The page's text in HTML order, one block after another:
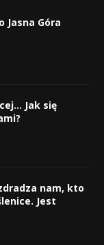
Jasna Góra
Jak się
nam, kto
Jest